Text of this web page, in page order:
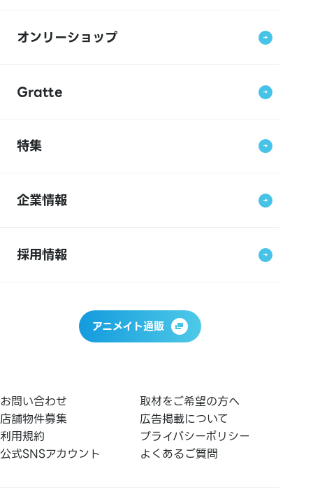
オンリーショップ
Gratte
特集
企業情報
採用情報
アニメイト通販
お問い合わせ
取材をご希望の方へ
店舗物件募集
広告掲載について
利用規約
プライバシーポリシー
公式SNSアカウント
よくあるご質問